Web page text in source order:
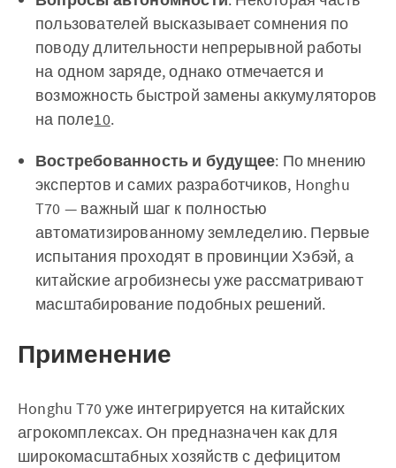
пользователей высказывает сомнения по
поводу длительности непрерывной работы
на одном заряде, однако отмечается и
возможность быстрой замены аккумуляторов
на поле10.
Востребованность и будущее: По мнению
экспертов и самих разработчиков, Honghu
T70 — важный шаг к полностью
автоматизированному земледелию. Первые
испытания проходят в провинции Хэбэй, а
китайские агробизнесы уже рассматривают
масштабирование подобных решений.
Применение
Honghu T70 уже интегрируется на китайских
агрокомплексах. Он предназначен как для
широкомасштабных хозяйств с дефицитом